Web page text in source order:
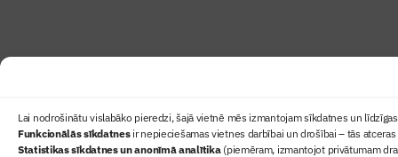
Lai nodrošinātu vislabāko pieredzi, šajā vietnē mēs izmantojam sīkdatnes un
Funkcionālās sīkdatnesir nepieciešamas vietnes darbībai un drošībai – tās
Statistikas sīkdatnes un anonīmā analītika(piemēram, izmantojot privātumam